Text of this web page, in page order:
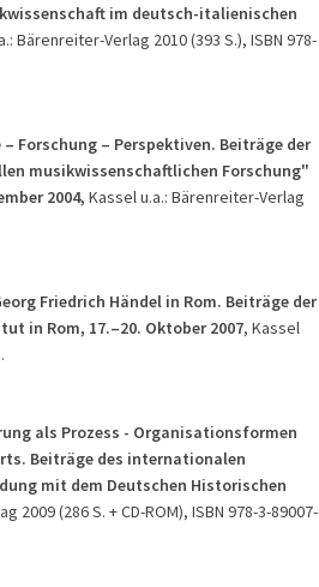
im deutsch-italienischen
Bärenreiter-Verlag 2010 (393 S.), ISBN 978-
Forschung – Perspektiven. Beiträge der
musikwissenschaftlichen Forschung"
2004, Kassel u.a.: Bärenreiter-Verlag
Friedrich Händel in Rom. Beiträge der
in Rom, 17.–20. Oktober 2007, Kassel
als Prozess - Organisationsformen
Beiträge des internationalen
mit dem Deutschen Historischen
2009 (286 S. + CD-ROM), ISBN 978-3-89007-